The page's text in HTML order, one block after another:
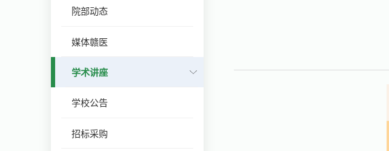
院部动态
媒体赣医
学术讲座
学校公告
招标采购